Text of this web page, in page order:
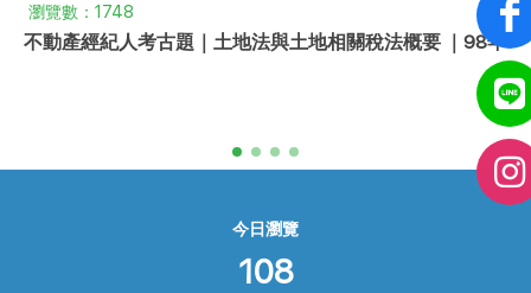
瀏覽數：1748
不動產經紀人考古題｜土地法與土地相關稅法概要 ｜98年
今日瀏覽
108